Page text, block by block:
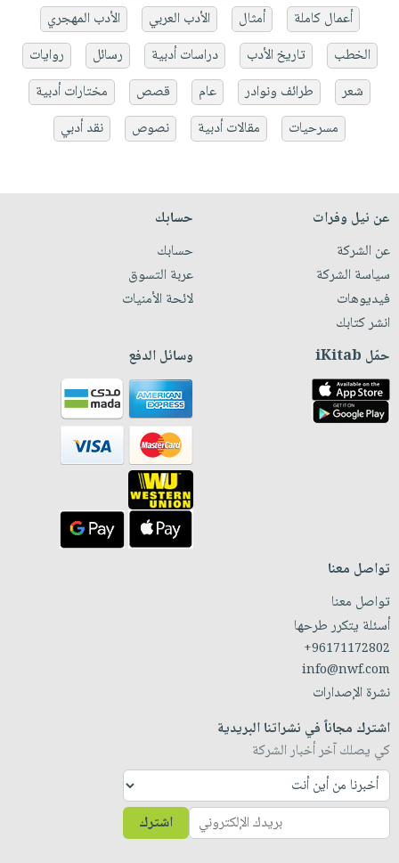
أعمال كاملة
أمثال الأدب العربي
الأدب المهجري
الخطب
تاريخ الأدب دراسات أدبية رسائل
روايات
شعر
طرائف ونوادر عام قصص
مختارات أدبية
مسرحيات
مقالات أدبية نصوص نقد أدبي
عن نيل وفرات
عن الشركة
سياسة الشركة
فيديوهات
انشر كتابك
حسابك
حسابك
عربة التسوق
لائحة الأمنيات
حمّل iKitab وسائل الدفع
تواصل معنا
تواصل معنا
أسئلة يتكرر طرحها
+96171172802
info@nwf.com
نشرة الإصدارات
اشترك مجاناً في نشراتنا البريدية
كي يصلك آخر أخبار الشركة
اشترك